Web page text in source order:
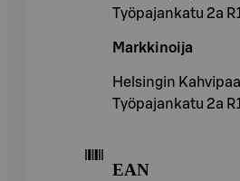
Työpajankatu 2a
Markkinoija
Helsingin
Työpajankatu 2a
EAN